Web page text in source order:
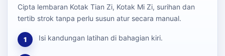
Cipta lembaran Kotak Tian Zi, Kotak Mi Zi, surihan dan
tertib strok tanpa perlu susun atur secara manual.
1 Isi kandungan latihan di bahagian kiri.